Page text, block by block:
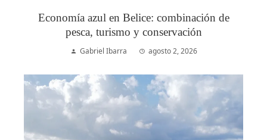
Economía azul en Belice: combinación de
pesca, turismo y conservación
Gabriel Ibarra agosto 2, 2026